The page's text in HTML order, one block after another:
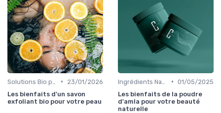
•
23/01/2026
Les bienfaits d'un savon
exfoliant bio pour votre peau
• 01/05/2025
Les bienfaits de la poudre
d'amla pour votre beauté
naturelle